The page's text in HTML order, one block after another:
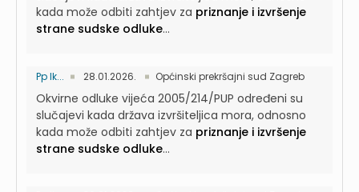
kada može odbiti zahtjev za priznanje i izvršenje
strane sudske odluke...
Pp Ik... 28.01.2026. Općinski prekršajni sud Zagreb
Okvirne odluke vijeća 2005/214/PUP određeni su
slučajevi kada država izvršiteljica mora, odnosno
kada može odbiti zahtjev za priznanje i izvršenje
strane sudske odluke...